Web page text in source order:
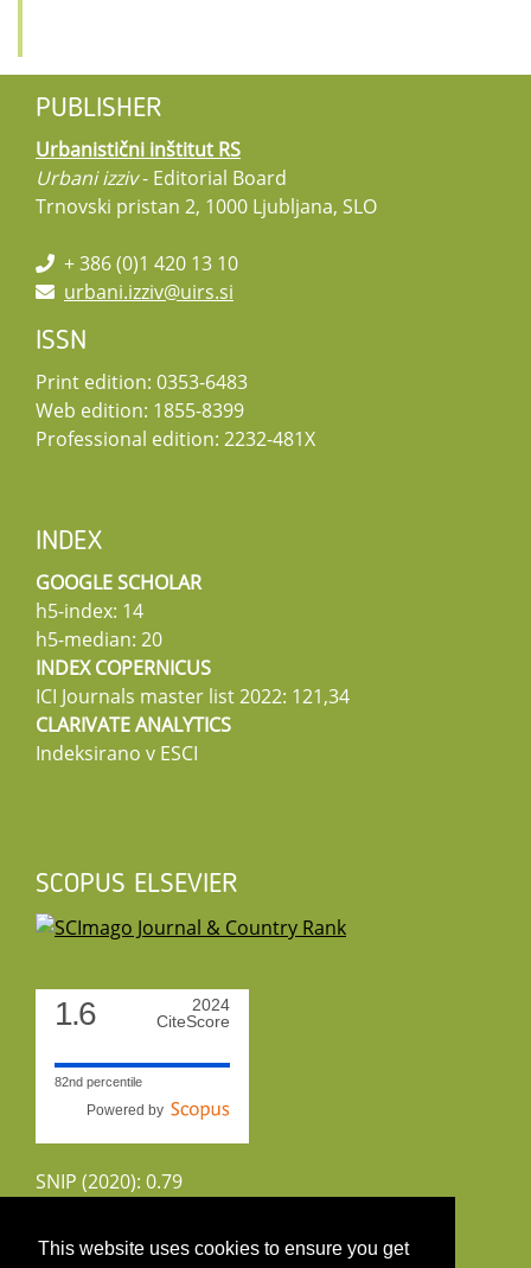
This website uses cookies to ensure you get
PUBLISHER
Urbanistični inštitut RS
Urbani izziv- Editorial Board
Trnovski pristan 2, 1000 Ljubljana, SLO
+ 386 (0)1 420 13 10
urbani.izziv@uirs.si
ISSN
Print edition: 0353-6483
Web edition: 1855-8399
Professional edition: 2232-481X
INDEX
GOOGLE SCHOLAR
h5-index: 14
h5-median: 20
INDEX COPERNICUS
ICI Journals master list 2022: 121,34
CLARIVATE ANALYTICS
Indeksirano v ESCI
SCOPUS ELSEVIER
1.6
2024
CiteScore
82nd percentile
Powered by
SNIP (2020): 0.79